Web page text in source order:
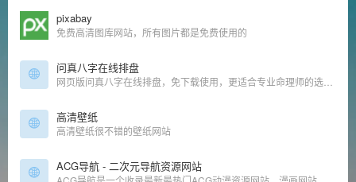
pixabay
免费高清图库网站，所有图片都是免费使用的
问真八字在线排盘
高清壁纸
高清壁纸很不错的壁纸网站
ACG导航 - 二次元导航资源网站